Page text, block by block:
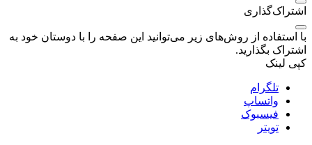
اشتراک‌گذاری
با استفاده از روش‌های زیر می‌توانید این صفحه را با دوستان خود به
اشتراک بگذارید.
کپی لینک
تلگرام
واتساپ
فیسبوک
تویتر